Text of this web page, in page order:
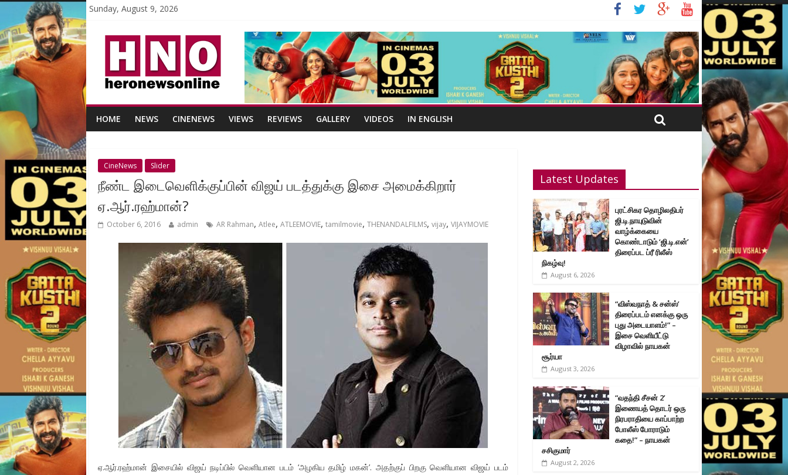
Sunday, August 9, 2026
HOME NEWS CINENEWS VIEWS REVIEWS GALLERY VIDEOS IN ENGLISH
CineNews Slider
நீண்ட இடைவெளிக்குப்பின் விஜய் படத்துக்கு இசை அமைக்கிறார்
ஏ.ஆர்.ரஹ்மான்?
October 6, 2016 admin AR Rahman, Atlee, ATLEEMOVIE, tamilmovie, THENANDALFILMS, vijay, VIJAYMOVIE
ஏ.ஆர்.ரஹ்மான் இசையில் விஜய் நடிப்பில் வெளியான படம் ‘அழகிய தமிழ் மகன்’. அதற்குப் பிறகு வெளியான விஜய் படம்
Latest Updates
புரட்சிகர தொழிலதிபர்
ஜி.டி.நாயுடுவின்
வாழ்க்கையை
கொண்டாடும் ‘ஜி.டி.என்’
திரைப்பட ப்ரீ ரிலீஸ்
நிகழ்வு!
August 6, 2026
“விஸ்வநாத் & சன்ஸ்’
திரைப்படம் எனக்கு ஒரு
புது அடையாளம்!” –
இசை வெளியீட்டு
விழாவில் நாயகன்
சூர்யா
August 3, 2026
“வதந்தி சீசன் 2’
இணையத் தொடர் ஒரு
நிரபராதியை காப்பாற்ற
போலீஸ் போராடும்
கதை!” – நாயகன்
சசிகுமார்
August 2, 2026